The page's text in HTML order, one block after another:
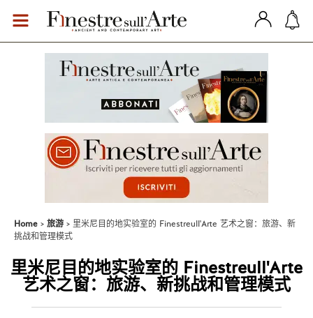
Home 旅游
里米尼目的地实验室的 Finestreull'Arte 艺术之窗：旅游、新
挑战和管理模式
里米尼目的地实验室的 Finestreull'Arte
艺术之窗：旅游、新挑战和管理模式